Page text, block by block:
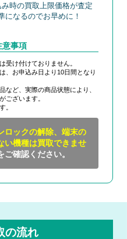
み時の買取上限価格が査定
になるのでお早めに！
意事項
受け付けておりません。
、お申込み日より10日間となり
など、実際の商品状態により、
ございます。
。
ロックの解除、端末の
い機種は買取できませ
確認ください。
の流れ